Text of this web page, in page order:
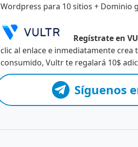
Wordpress para 10 sitios + Dominio
Regístrate en
clic al enlace e inmediatamente crea
consumido, Vultr te regalará 10$
Síguenos